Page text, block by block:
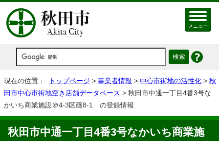
メニュー
現在の位置： トップページ > 事業者情報 > 中心市街地の活性化 > 秋
田市中心市街地空き店舗データベース > 秋田市中通一丁目4番3号な
かいち商業施設＠4-3区画8-1 の登録情報
秋田市中通一丁目4番3号なかいち商業施